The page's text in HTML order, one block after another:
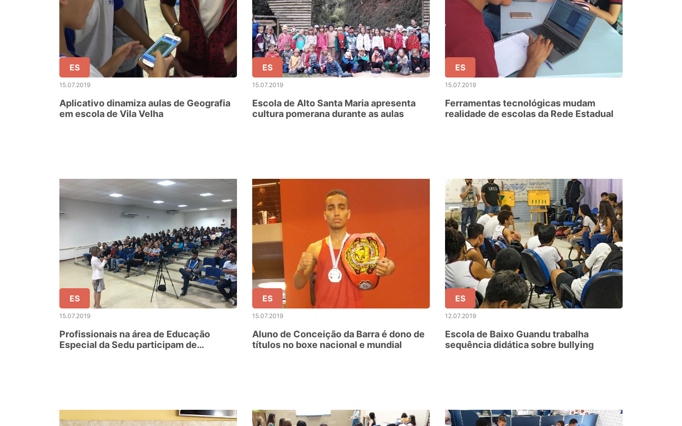
ES
15.07.2019
Aplicativo dinamiza aulas de Geografia
em escola de Vila Velha
ES
15.07.2019
Escola de Alto Santa Maria apresenta
cultura pomerana durante as aulas
ES
15.07.2019
Ferramentas tecnológicas mudam
realidade de escolas da Rede Estadual
ES
15.07.2019
Profissionais na área de Educação
Especial da Sedu participam de
ES
15.07.2019
Aluno de Conceição da Barra é dono de
títulos no boxe nacional e mundial
ES
12.07.2019
Escola de Baixo Guandu trabalha
sequência didática sobre bullying